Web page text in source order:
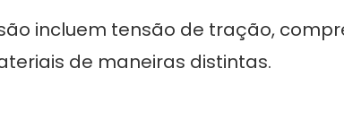
incluem tensão de tração,
de maneiras distintas.